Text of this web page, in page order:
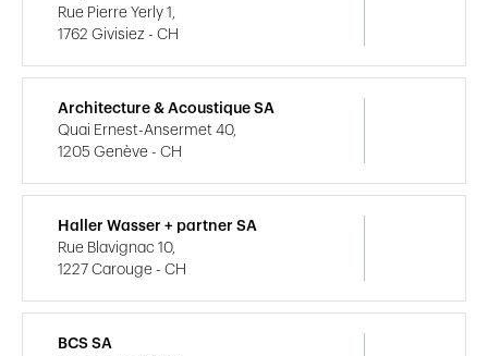
Rue Pierre Yerly 1,
1762 Givisiez - CH
Architecture & Acoustique SA
Quai Ernest-Ansermet 40,
1205 Genève - CH
Haller Wasser + partner SA
Rue Blavignac 10,
1227 Carouge - CH
BCS SA